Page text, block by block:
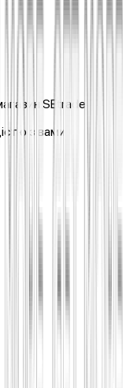
SEtrade
з вами